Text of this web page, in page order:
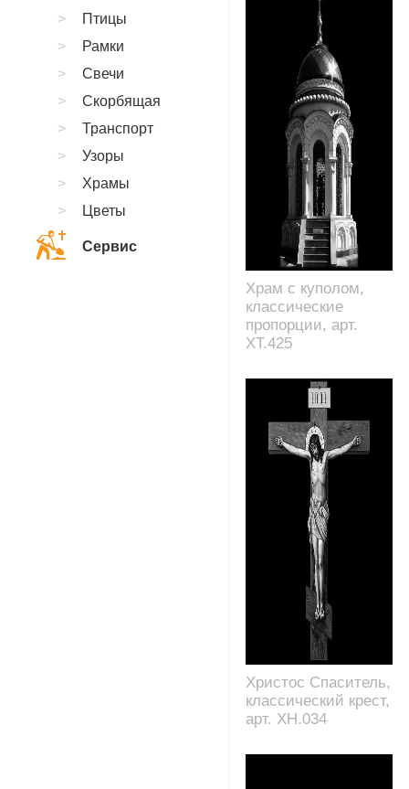
Храм с куполом,
классические
пропорции, арт.
XT.425
Христос Спаситель,
классический крест,
арт. XH.034
Птицы
Рамки
Свечи
Скорбящая
Транспорт
Узоры
Храмы
Цветы
Сервис